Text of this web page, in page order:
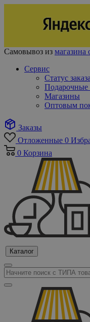
Самовывоз из магазина
Сервис
Статус заказа
Подарочные
Магазины
Оптовым
Заказы
Отложенные 0
0 Корзина
Каталог